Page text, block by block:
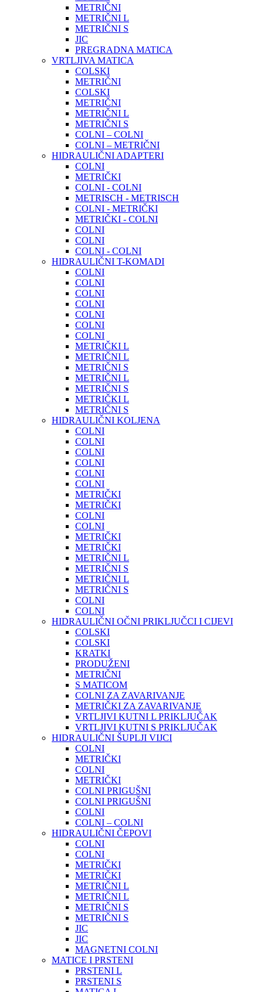
METRIČNI
METRIČNI L
METRIČNI S
JIC
PREGRADNA MATICA
VRTLJIVA MATICA
COLSKI
METRIČNI
COLSKI
METRIČNI
METRIČNI L
METRIČNI S
COLNI – COLNI
COLNI – METRIČNI
HIDRAULIČNI ADAPTERI
COLNI
METRIČKI
COLNI - COLNI
METRISCH - METRISCH
COLNI - METRIČKI
METRIČKI - COLNI
COLNI
COLNI
COLNI - COLNI
HIDRAULIČNI T-KOMADI
COLNI
COLNI
COLNI
COLNI
COLNI
COLNI
COLNI
METRIČKI L
METRIČNI L
METRIČNI S
METRIČNI L
METRIČNI S
METRIČKI L
METRIČNI S
HIDRAULIČNI KOLJENA
COLNI
COLNI
COLNI
COLNI
COLNI
COLNI
METRIČKI
METRIČKI
COLNI
COLNI
METRIČKI
METRIČKI
METRIČNI L
METRIČNI S
METRIČNI L
METRIČNI S
COLNI
COLNI
HIDRAULIČNI OČNI PRIKLJUČCI I CIJEVI
COLSKI
COLSKI
KRATKI
PRODUŽENI
METRIČNI
S MATICOM
COLNI ZA ZAVARIVANJE
METRIČKI ZA ZAVARIVANJE
VRTLJIVI KUTNI L PRIKLJUČAK
VRTLJIVI KUTNI S PRIKLJUČAK
HIDRAULIČNI ŠUPLJI VIJCI
COLNI
METRIČKI
COLNI
METRIČKI
COLNI PRIGUŠNI
COLNI PRIGUŠNI
COLNI
COLNI – COLNI
HIDRAULIČNI ČEPOVI
COLNI
COLNI
METRIČKI
METRIČKI
METRIČNI L
METRIČNI L
METRIČNI S
METRIČNI S
JIC
JIC
MAGNETNI COLNI
MATICE I PRSTENI
PRSTENI L
PRSTENI S